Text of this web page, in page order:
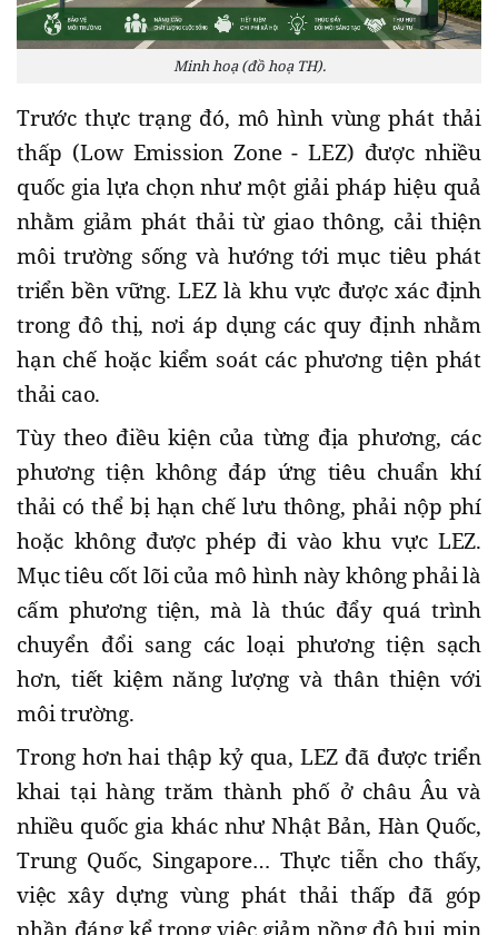
Minh hoạ (đồ hoạ TH).
Trước thực trạng đó, mô hình vùng phát thải
thấp (Low Emission Zone - LEZ) được nhiều
quốc gia lựa chọn như một giải pháp hiệu quả
nhằm giảm phát thải từ giao thông, cải thiện
môi trường sống và hướng tới mục tiêu phát
triển bền vững. LEZ là khu vực được xác định
trong đô thị, nơi áp dụng các quy định nhằm
hạn chế hoặc kiểm soát các phương tiện phát
thải cao.
Tùy theo điều kiện của từng địa phương, các
phương tiện không đáp ứng tiêu chuẩn khí
thải có thể bị hạn chế lưu thông, phải nộp phí
hoặc không được phép đi vào khu vực LEZ.
Mục tiêu cốt lõi của mô hình này không phải là
cấm phương tiện, mà là thúc đẩy quá trình
chuyển đổi sang các loại phương tiện sạch
hơn, tiết kiệm năng lượng và thân thiện với
môi trường.
Trong hơn hai thập kỷ qua, LEZ đã được triển
khai tại hàng trăm thành phố ở châu Âu và
nhiều quốc gia khác như Nhật Bản, Hàn Quốc,
Trung Quốc, Singapore… Thực tiễn cho thấy,
việc xây dựng vùng phát thải thấp đã góp